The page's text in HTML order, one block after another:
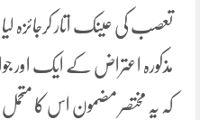
تعصب کی عینک اتار کرجائزہ
مذکورہ اعتراض کے ایک اور
کہ یہ مختصر مضمون اس کا